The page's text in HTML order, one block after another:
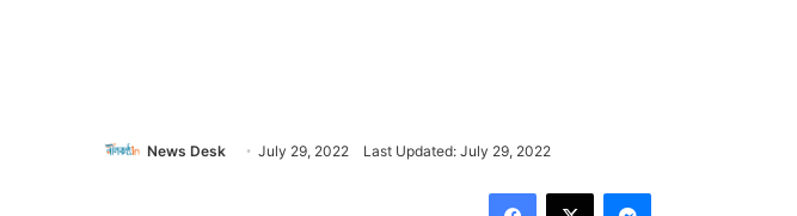
News Desk July 29, 2022 Last Updated: July 29, 2022